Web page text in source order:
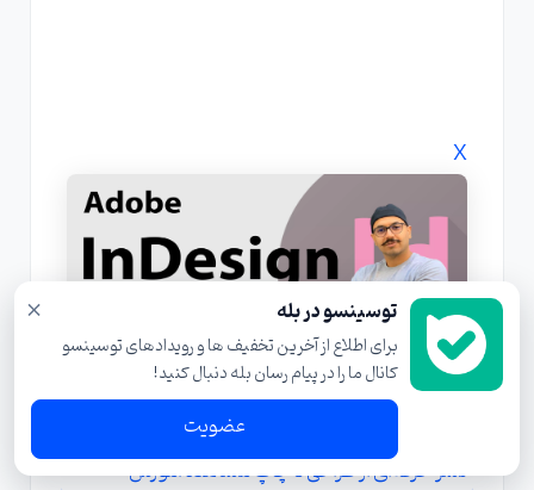
X
دوره آموزش ایندیزاین ( Indesign ) گرافیک دیجیتال و
نشر حرفه‌ای از طراحی تا چاپ مشاهده آموزش
× توسینسو در بله
برای اطلاع از آخرین تخفیف ها و رویدادهای توسینسو
کانال ما را در پیام رسان بله دنبال کنید!
عضویت